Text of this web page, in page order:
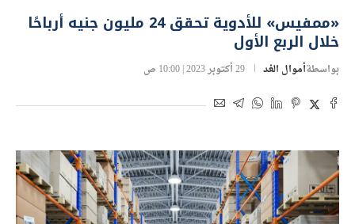
«ممفيس» للأدوية تحقق 24 مليون جنيه أرباحًا
خلال الربع الأول
بواسطةأموال الغد 29 أكتوبر 2023 | 10:00 ص